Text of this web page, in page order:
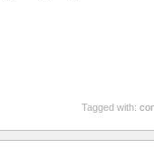
Tagged with: